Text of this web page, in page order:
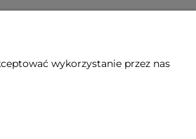
wykorzystanie przez nas